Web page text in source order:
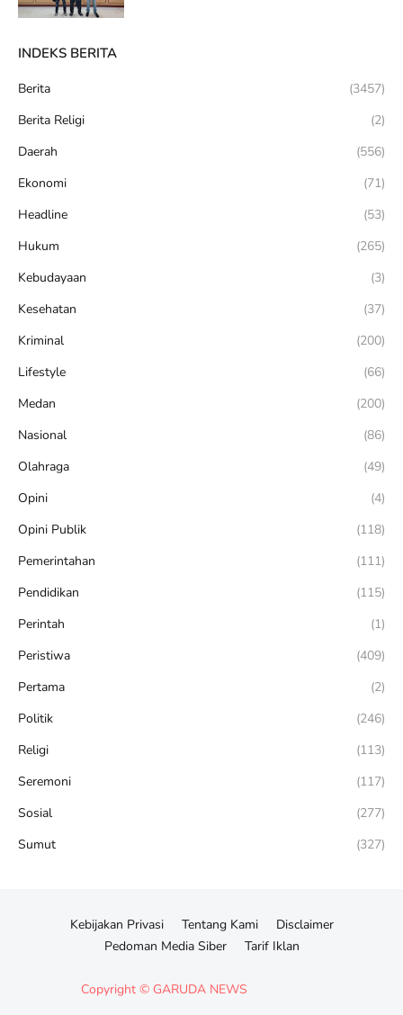
INDEKS BERITA
Berita
(3457)
Berita Religi
(2)
Daerah
(556)
Ekonomi
(71)
Headline
(53)
Hukum
(265)
Kebudayaan
(3)
Kesehatan
(37)
Kriminal
(200)
Lifestyle
(66)
Medan
(200)
Nasional
(86)
Olahraga
(49)
Opini
(4)
Opini Publik
(118)
Pemerintahan
(111)
Pendidikan
(115)
Perintah
(1)
Peristiwa
(409)
Pertama
(2)
Politik
(246)
Religi
(113)
Seremoni
(117)
Sosial
(277)
Sumut
(327)
Copyright © GARUDA NEWS
Kebijakan Privasi Tentang Kami
Disclaimer
Pedoman Media Siber
Tarif Iklan